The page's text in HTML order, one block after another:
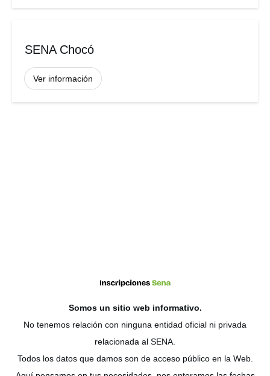
SENA Chocó
Ver información
Somos un sitio web informativo.
No tenemos relación con ninguna entidad oficial ni privada
relacionada al SENA.
Todos los datos que damos son de acceso público en la Web.